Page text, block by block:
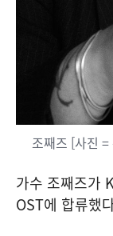
조째즈 [사진
가수 조째즈가
OST에 합류했